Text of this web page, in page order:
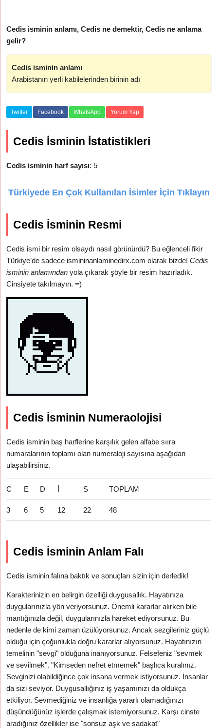
Cedis isminin anlamı, Cedis ne demektir, Cedis ne anlama
gelir?
Cedis isminin anlamı
Arabistanın yerli kabilelerinden birinin adı
Twitter Facebook WhatsApp Yorum Yap
Cedis İsminin İstatistikleri
Cedis isminin harf sayısı: 5
Türkiyede En Çok Kullanılan İsimler İçin Tıklayın
Cedis İsminin Resmi
Cedis ismi bir resim olsaydı nasıl görünürdü? Bu eğlenceli fikir
Türkiye’de sadece ismininanlaminedirx.com olarak bizde!Cedis
isminin anlamından yola çıkarak şöyle bir resim hazırladık.
Cinsiyete takılmayın. =)
Cedis İsminin Numeraolojisi
Cedis isminin baş harflerine karşılık gelen alfabe sııra
numaralarının toplamı olan numeraloji sayısına aşağıdan
ulaşabilirsiniz.
C E D İ S TOPLAM
3 6 5 12 22 48
Cedis İsminin Anlam Falı
Cedis isminin falına baktık ve sonuçları sizin için derledik!
Karakterinizin en belirgin özelliği duygusallık. Hayatınıza
duygularınızla yön veriyorsunuz. Önemli kararlar alırken bile
mantığınızla değil, duygularınızla hareket ediyorsunuz. Bu
nedenle de kimi zaman üzülüyorsunuz. Ancak sezgileriniz güçlü
olduğu için çoğunlukla doğru kararlar alıyorsunuz. Hayatınızın
temelinin "sevgi" olduğuna inanıyorsunuz. Felsefeniz "sevmek
ve sevilmek". "Kimseden nefret etmemek" başlıca kuralınız.
Sevginizi olabildiğince çok insana vermek istiyorsunuz. İnsanlar
da sizi seviyor. Duygusallığınız iş yaşamınızı da oldukça
etkiliyor. Sevmediğiniz ve insanlığa yararlı olamadığınızı
düşündüğünüz işlerde çalışmak istemiyorsunuz. Karşı cinste
aradığınız özellikler ise "sonsuz aşk ve sadakat"